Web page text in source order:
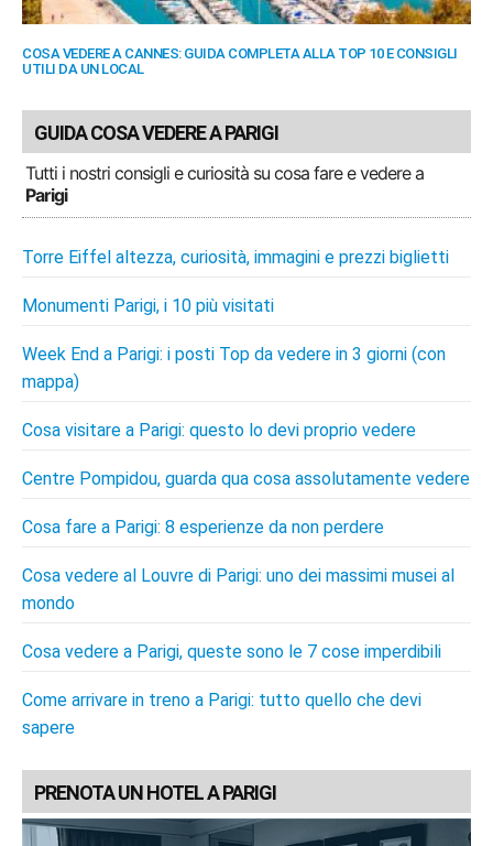
COSA VEDERE A CANNES: GUIDA COMPLETA ALLA TOP 10 E CONSIGLI
UTILI DA UN LOCAL
GUIDA COSA VEDERE A PARIGI
Tutti i nostri consigli e curiosità su cosa fare e vedere a
Parigi
Torre Eiffel altezza, curiosità, immagini e prezzi biglietti
Monumenti Parigi, i 10 più visitati
Week End a Parigi: i posti Top da vedere in 3 giorni (con
mappa)
Cosa visitare a Parigi: questo lo devi proprio vedere
Centre Pompidou, guarda qua cosa assolutamente vedere
Cosa fare a Parigi: 8 esperienze da non perdere
Cosa vedere al Louvre di Parigi: uno dei massimi musei al
mondo
Cosa vedere a Parigi, queste sono le 7 cose imperdibili
Come arrivare in treno a Parigi: tutto quello che devi
sapere
PRENOTA UN HOTEL A PARIGI